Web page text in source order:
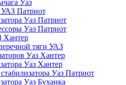
Уаз
УАЗ Патриот
Уаз Патриот
Уаз Патриот
Хантер
тяги УАЗ
Уаз Хантер
Уаз Хантер
Уаз Патриот
Уаз Буханка